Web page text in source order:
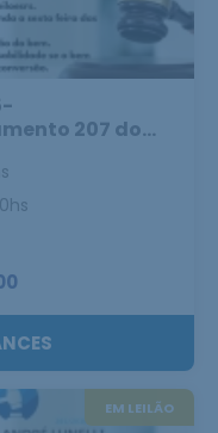
207 do...
EM LEILÃO